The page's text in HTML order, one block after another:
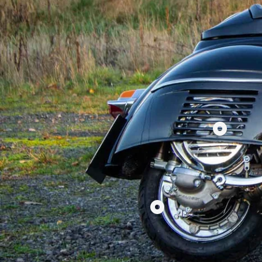
Produkt
Motor
Vespa
PX
200
Quattrini
244ccm
anzeigen
Produkt
Breitreifenkit
Scooter